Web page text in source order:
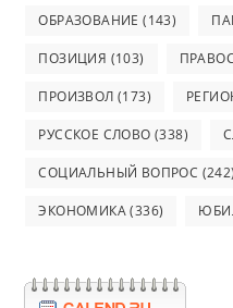
ОБРАЗОВАНИЕ (143)
ПОЗИЦИЯ (103)
ПРОИЗВОЛ (173)
РУССКОЕ СЛОВО (338)
СОЦИАЛЬНЫЙ ВОПРОС (242)
ЭКОНОМИКА(336)